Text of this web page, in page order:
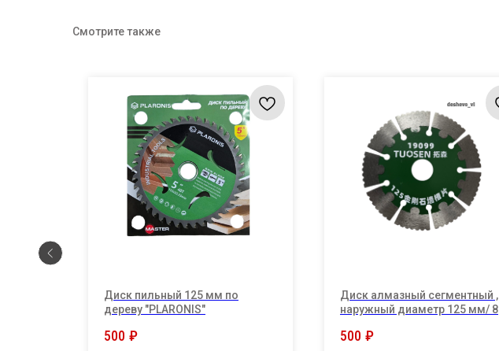
Смотрите также
Диск пильный 125 мм по
дереву "PLARONIS"
500 ₽
Диск алмазный сегментный ,
наружный диаметр 125 мм/ 8
500 ₽